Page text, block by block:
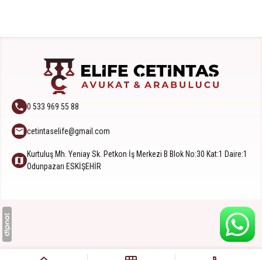
0 533 969 55 88
cetintaselife@gmail.com
Kurtuluş Mh. Yeniay Sk. Petkon İş Merkezi B Blok No:30 Kat:1 Daire:1
Odunpazarı ESKİŞEHİR